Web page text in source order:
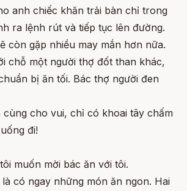
anh chiếc khăn trải bàn chỉ trong
ra lệnh rút và tiếp tục lên đường.
còn gặp nhiều may mắn hơn nữa.
chỗ một người thợ đốt than khác,
bị ăn tối. Bác thợ người đen
cùng cho vui, chỉ có khoai tây chấm
đi!
muốn mời bác ăn với tôi.
có ngay những món ăn ngon. Hai